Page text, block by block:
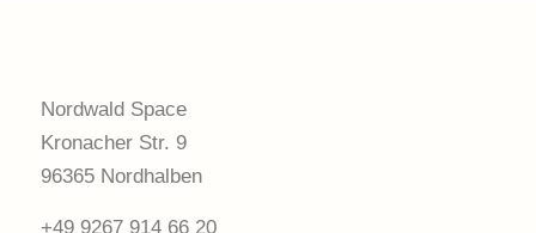
Nordwald Space
Kronacher Str. 9
96365 Nordhalben
+49 9267 914 66 20